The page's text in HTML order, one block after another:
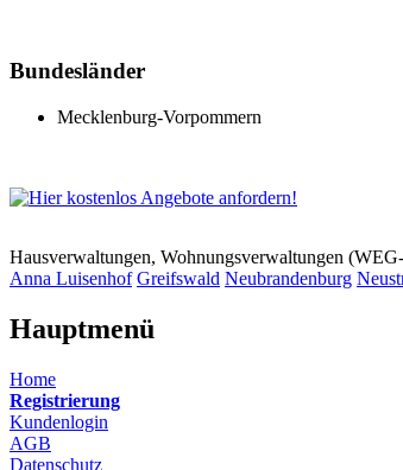
Bundesländer
Mecklenburg-Vorpommern
Hausverwaltungen, Wohnungsverwaltungen
Anna Luisenhof Greifswald Neubrandenburg
Hauptmenü
Home
Registrierung
Kundenlogin
AGB
Datenschutz